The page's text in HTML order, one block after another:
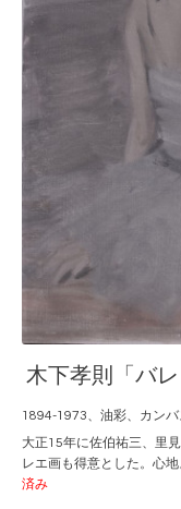
木下孝則「バレ
1894-1973、油彩、
大正15年に佐伯祐三、里
レエ画も得意とした。心
済み